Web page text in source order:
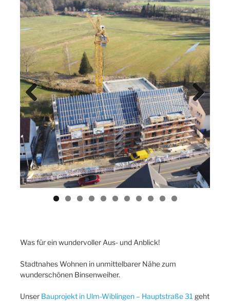
Previ
ous
Next
Was für ein wundervoller Aus- und Anblick!
Stadtnahes Wohnen in unmittelbarer Nähe zum
wunderschönen Binsenweiher.
Unser Bauprojekt in Ulm-Wiblingen – Hauptstraße 31 geht